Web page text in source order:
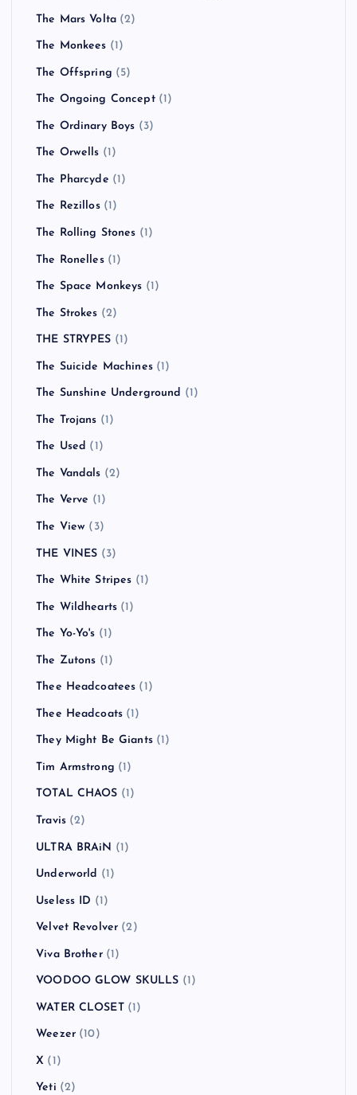
The Mars Volta (2)
The Monkees (1)
The Offspring (5)
The Ongoing Concept(1)
The Ordinary Boys (3)
The Orwells (1)
The Pharcyde (1)
The Rezillos(1)
The Rolling Stones (1)
The Ronelles(1)
The Space Monkeys (1)
The Strokes (2)
THE STRYPES (1)
The Suicide Machines(1)
The Sunshine Underground (1)
The Trojans (1)
The Used (1)
The Vandals (2)
The Verve (1)
The View (3)
THE VINES (3)
The White Stripes (1)
The Wildhearts (1)
The Yo-Yo's (1)
The Zutons (1)
Thee Headcoatees (1)
Thee Headcoats (1)
They Might Be Giants(1)
Tim Armstrong (1)
TOTAL CHAOS (1)
Travis(2)
ULTRA BRAiN (1)
Underworld (1)
Useless ID (1)
Velvet Revolver (2)
Viva Brother(1)
VOODOO GLOW SKULLS (1)
WATER CLOSET(1)
Weezer(10)
X (1)
Yeti (2)